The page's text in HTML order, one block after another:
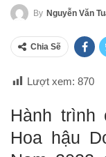
By Nguyễn Văn
Chia Sẽ
Lượt xem: 870
Hành trình
Hoa hậu